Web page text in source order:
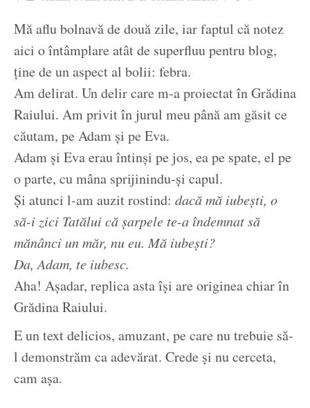
Mă aflu bolnavă de două zile, iar faptul că notez
aici o întâmplare atât de superfluu pentru blog,
ține de un aspect al bolii: febra.
Am delirat. Un delir care m-a proiectat în Grădina
Raiului. Am privit în jurul meu până am găsit ce
căutam, pe Adam și pe Eva.
Adam și Eva erau întinși pe jos, ea pe spate, el pe
o parte, cu mâna sprijinindu-și capul.
Și atunci l-am auzit rostind: dacă mă iubești, o
să-i zici Tatălui că șarpele te-a îndemnat să
mănânci un măr, nu eu. Mă iubești?
Da, Adam, te iubesc.
Aha! Așadar, replica asta își are originea chiar în
Grădina Raiului.
E un text delicios, amuzant, pe care nu trebuie să-
l demonstrăm ca adevărat. Crede și nu cerceta,
cam așa.